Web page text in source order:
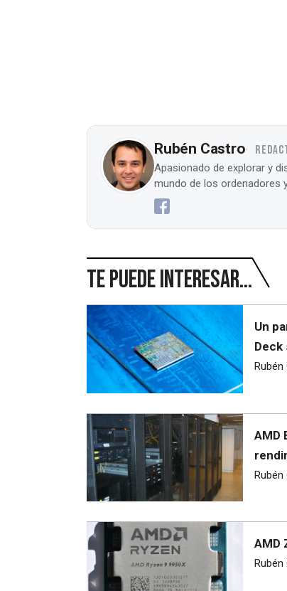
Rubén Castro
Apasionado de explorar y
mundo de los ordenadores
Te puede interesar...
Un
Deck
AMD
AMD